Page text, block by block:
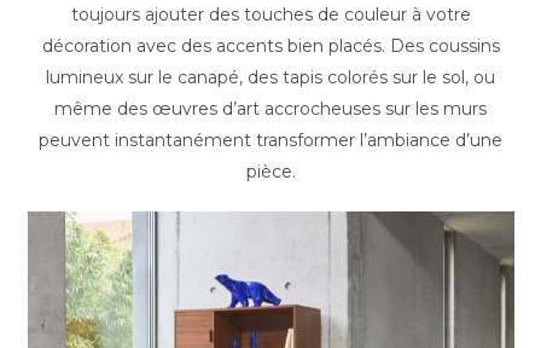
toujours ajouter des touches de couleur à votre
décoration avec des accents bien placés. Des coussins
lumineux sur le canapé, des tapis colorés sur le sol, ou
même des œuvres d’art accrocheuses sur les murs
peuvent instantanément transformer l’ambiance d’une
pièce.